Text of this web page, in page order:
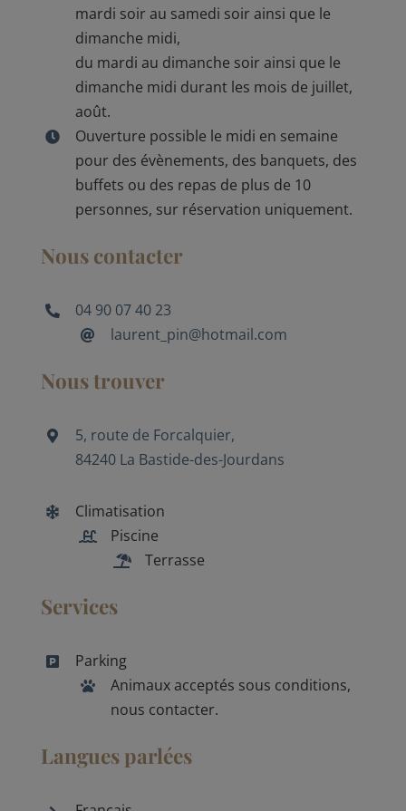
mardi soir au samedi soir ainsi que le
dimanche midi,
du mardi au dimanche soir ainsi que le
dimanche midi durant les mois de juillet,
août.
Ouverture possible le midi en semaine
pour des évènements, des banquets, des
buffets ou des repas de plus de 10
personnes, sur réservation uniquement.
Nous contacter
04 90 07 40 23
laurent_pin@hotmail.com
Nous trouver
5, route de Forcalquier,
84240 La Bastide-des-Jourdans
Climatisation
Piscine
Terrasse
Services
Parking
Animaux acceptés sous conditions,
nous contacter.
Langues parlées